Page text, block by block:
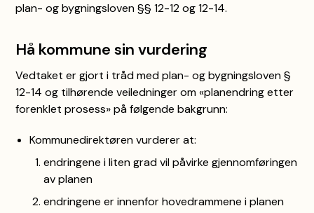
plan- og bygningsloven §§ 12-12 og 12-14.
Hå kommune sin vurdering
Vedtaket er gjort i tråd med plan- og bygningsloven §
12-14 og tilhørende veiledninger om «planendring etter
forenklet prosess» på følgende bakgrunn:
Kommunedirektøren vurderer at:
endringene i liten grad vil påvirke gjennomføringen
av planen
endringene er innenfor hovedrammene i planen